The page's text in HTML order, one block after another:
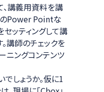
、講義用資料を講
のPower Pointな
セッティングして講
講師のチェックを
ニングコンテンツ
しょうか。仮に1